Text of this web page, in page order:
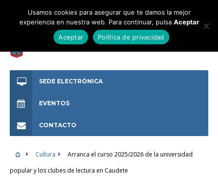
SEDE ELECTRÓNICA
EVENTOS
CONTACTO
Cultura
Arranca el curso 2025/2026 de la universidad
popular y los clubes de lectura en Caudete
Usamos cookies para asegurar que te damos la mejor
experiencia en nuestra web. Para continuar, pulsa Aceptar
Aceptar
Política de privacidad